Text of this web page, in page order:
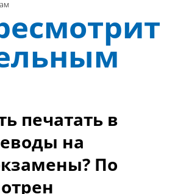
печатать в
на
По